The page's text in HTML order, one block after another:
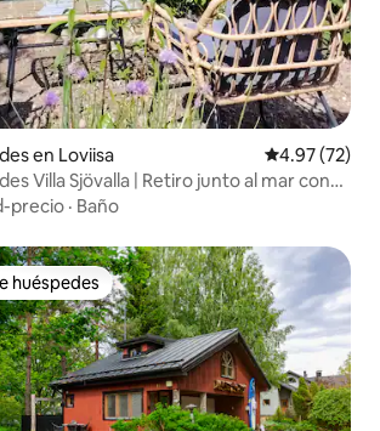
en Loviisa Calificación
4.97 (72)
Villa Sjövalla | Retiro junto al mar con
precio · Baño
preferido
huéspedes